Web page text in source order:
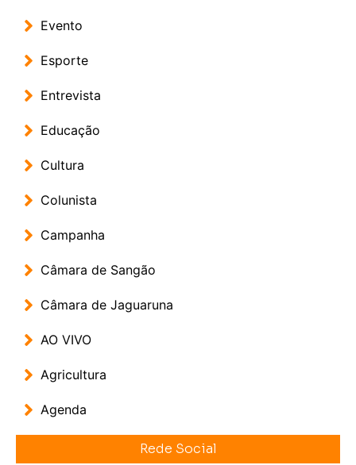
Evento
Esporte
Entrevista
Educação
Cultura
Colunista
Campanha
Câmara de Sangão
Câmara de Jaguaruna
AO VIVO
Agricultura
Agenda
Rede Social